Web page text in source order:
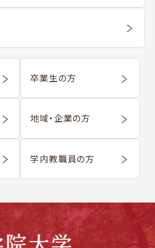
卒業生の方
地域・企業の方
学内教職員の方